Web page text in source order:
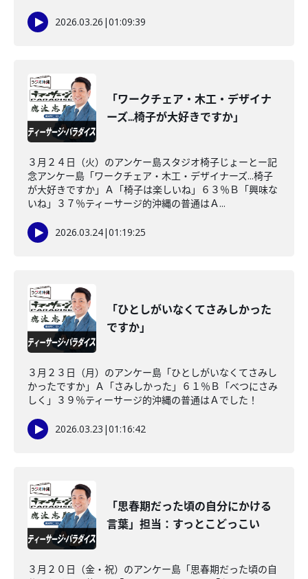
2026.03.26 |01:09:39
「ワークチェア・木工・デザイナ
ーズ...椅子が大好きですか」
３月２４日（火）のアンケー島スタジオ椅子じょーとー記
念アンケー島「ワークチェア・木工・デザイナーズ...椅子
が大好きですか」Ａ「椅子は楽しいね」６３％Ｂ「興味な
いね」３７％ティーサージ的沖縄の普通はＡ...
2026.03.24|01:19:25
「ひとしがいなくてさみしかった
ですか」
３月２３日（月）のアンケー島「ひとしがいなくてさみし
かったですか」Ａ「さみしかった」６１％Ｂ「べつにさみ
しく」３９％ティーサージ的沖縄の普通はＡでした！
2026.03.23 |01:16:42
「思春期だった頃の自分にかける
言葉」担当：すっとこどっこい
３月２０日（金・祝）のアンケー島「思春期だった頃の自